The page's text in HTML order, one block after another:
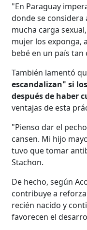
"En Paraguay
donde se considera
mucha carga
mujer los exponga,
bebé en un país
También lamentó
escandalizan" si
después de haber
ventajas de esta
"Pienso dar el
cansen. Mi hijo
tuvo que tomar
Stachon.
De hecho, según
contribuye a
recién nacido y
favorecen el